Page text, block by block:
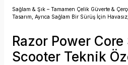
Sağlam & Şık – Tamamen Çelik Güverte &
Tasarım, Ayrıca Sağlam Bir Sürüş İçin
Razor Power
Scooter Teknik